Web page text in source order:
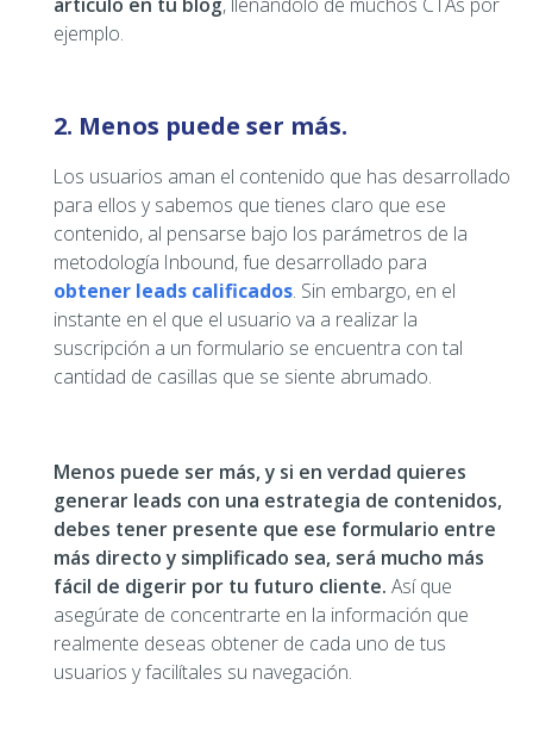
ejemplo.
2. Menos puede ser más.
Los usuarios aman el contenido que has desarrollado
para ellos y sabemos que tienes claro que ese
contenido, al pensarse bajo los parámetros de la
metodología Inbound, fue desarrollado para
obtener leads calificados. Sin embargo, en el
instante en el que el usuario va a realizar la
suscripción a un formulario se encuentra con tal
cantidad de casillas que se siente abrumado.
Menos puede ser más, y si en verdad quieres
generar leads con una estrategia de contenidos,
debes tener presente que ese formulario entre
más directo y simplificado sea, será mucho más
fácil de digerir por tu futuro cliente. Así que
asegúrate de concentrarte en la información que
realmente deseas obtener de cada uno de tus
usuarios y facilítales su navegación.